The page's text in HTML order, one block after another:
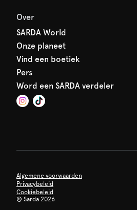
Over
SARDA World
Onze planeet
Vind een boetiek
Pers
Word een SARDA verdeler
Algemene voorwaarden
Privacybeleid
Cookiebeleid
© Sarda 2026